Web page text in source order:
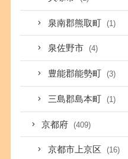
泉南郡熊取町 (1)
泉佐野市 (4)
豊能郡能勢町 (3)
三島郡島本町 (1)
京都府 (409)
京都市上京区 (16)